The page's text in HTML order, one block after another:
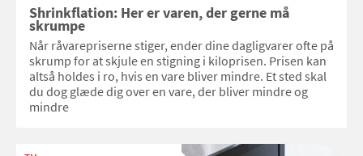
Shrinkflation: Her er varen, der gerne må
skrumpe
Når råvarepriserne stiger, ender dine dagligvarer ofte på
skrump for at skjule en stigning i kiloprisen. Prisen kan
altså holdes i ro, hvis en vare bliver mindre. Et sted skal
du dog glæde dig over en vare, der bliver mindre og
mindre